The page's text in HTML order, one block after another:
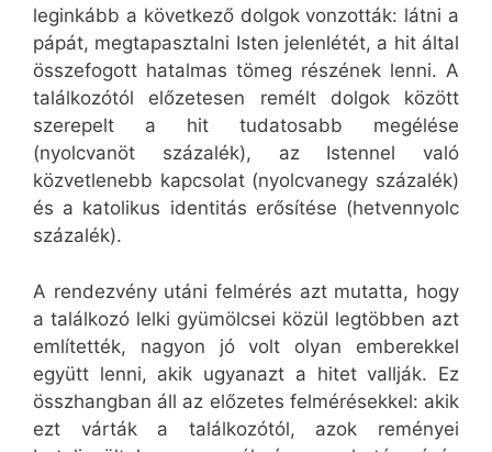
leginkább a következő dolgok vonzották: látni a
pápát, megtapasztalni Isten jelenlétét, a hit által
összefogott hatalmas tömeg részének lenni. A
találkozótól előzetesen remélt dolgok között
szerepelt a hit tudatosabb megélése
(nyolcvanöt százalék), az Istennel való
közvetlenebb kapcsolat (nyolcvanegy százalék)
és a katolikus identitás erősítése (hetvennyolc
százalék).
A rendezvény utáni felmérés azt mutatta, hogy
a találkozó lelki gyümölcsei közül legtöbben azt
említették, nagyon jó volt olyan emberekkel
együtt lenni, akik ugyanazt a hitet vallják. Ez
összhangban áll az előzetes felmérésekkel: akik
ezt várták a találkozótól, azok reményei